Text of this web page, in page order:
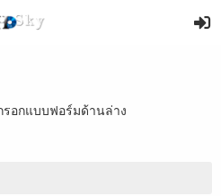
อกแบบฟอร์มด้านล่าง